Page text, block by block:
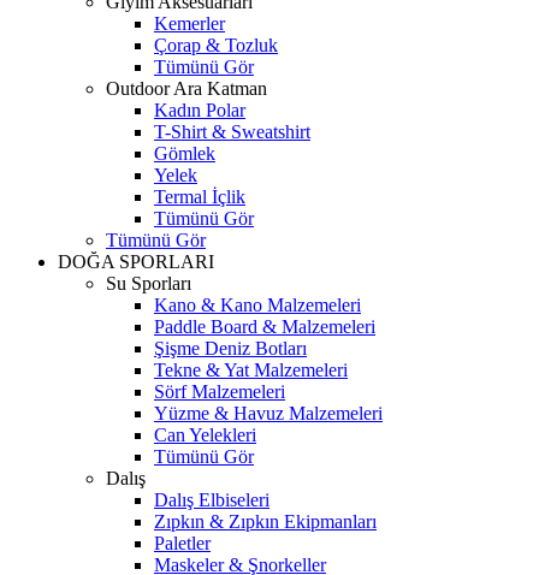
Kemerler
Çorap & Tozluk
Tümünü Gör
Outdoor Ara Katman
Kadın Polar
T-Shirt & Sweatshirt
Gömlek
Yelek
Termal İçlik
Tümünü Gör
Tümünü Gör
DOĞA SPORLARI
Su Sporları
Kano & Kano Malzemeleri
Paddle Board & Malzemeleri
Şişme Deniz Botları
Tekne & Yat Malzemeleri
Sörf Malzemeleri
Yüzme & Havuz Malzemeleri
Can Yelekleri
Tümünü Gör
Dalış
Dalış Elbiseleri
Zıpkın & Zıpkın Ekipmanları
Paletler
Maskeler & Şnorkeller